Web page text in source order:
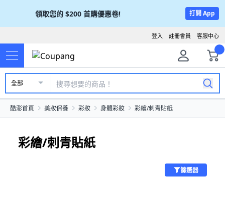
領取您的 $200 首購優惠卷! 打開 App
客服中心
註冊會員
登入
全部
酷澎首頁 美妝保養 彩妝 身體彩妝 彩繪/刺青貼紙
彩繪/刺青貼紙
篩選器